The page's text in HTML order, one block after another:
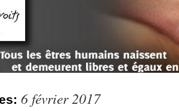
6 février 2017